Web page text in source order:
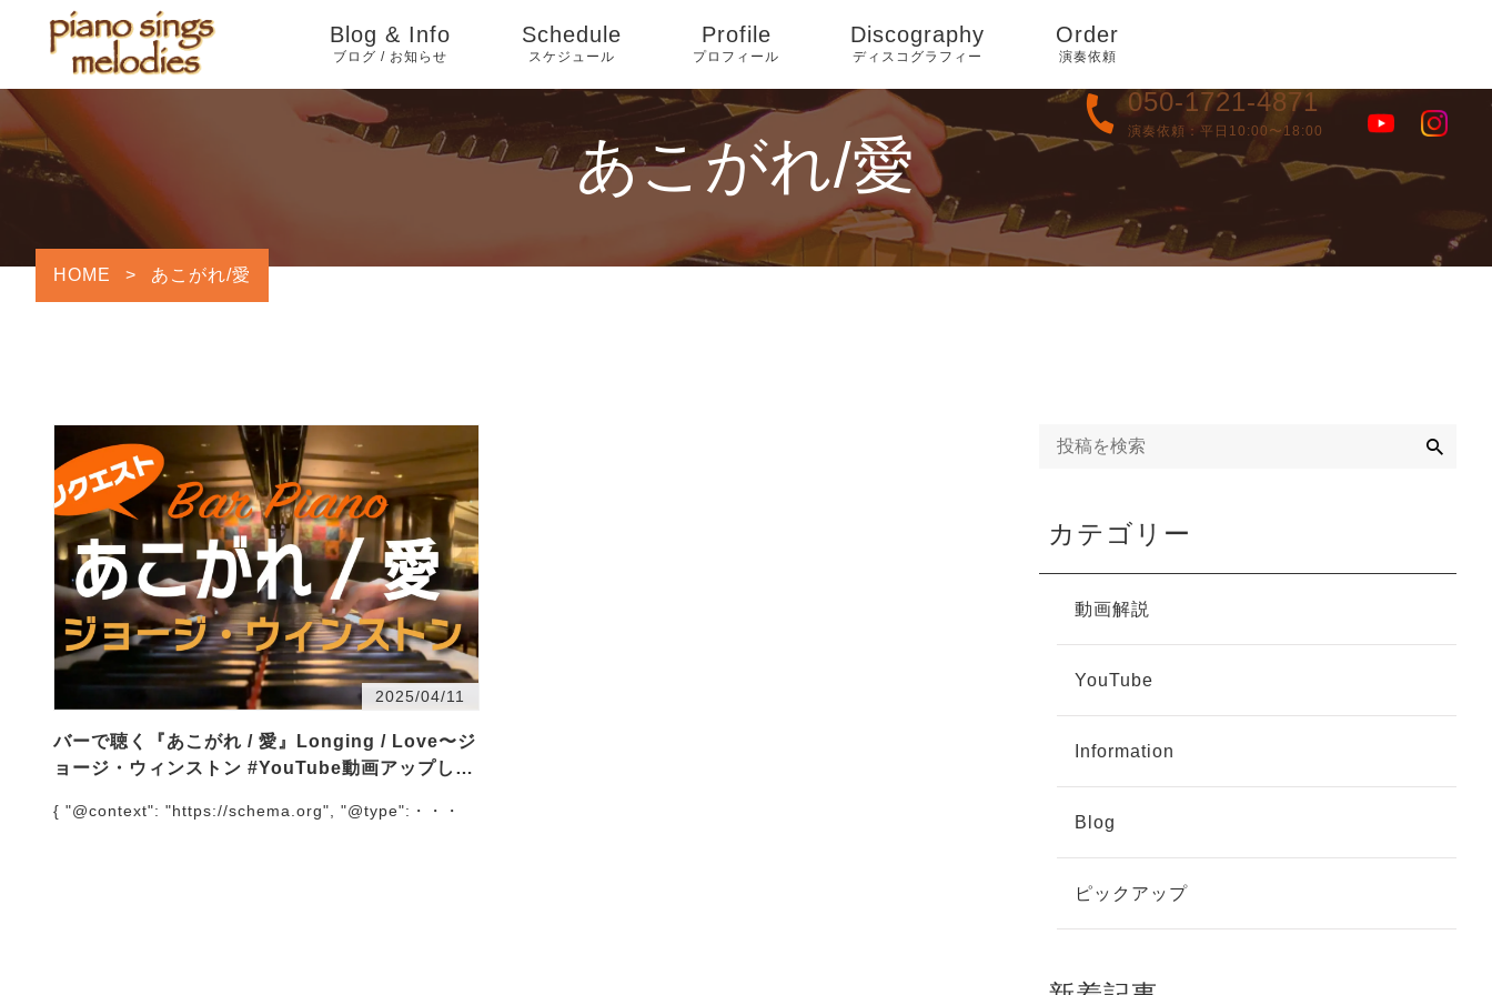
Blog & Info
ブログ / お知らせ
Information
Schedule
スケジュール
Profile
プロフィール
Discography
ディスコグラフィー
Order
演奏依頼
050-1721-4871
演奏依頼：平日10:00〜18:00
あこがれ/愛
HOME > あこがれ/愛
2025/04/11
バーで聴く『あこがれ / 愛』Longing / Love〜ジ
ョージ・ウィンストン #YouTube動画アップしま
{ "@context": "https://schema.org", "@type":・・・
カテゴリー
動画解説
YouTube
Information
Blog
ピックアップ